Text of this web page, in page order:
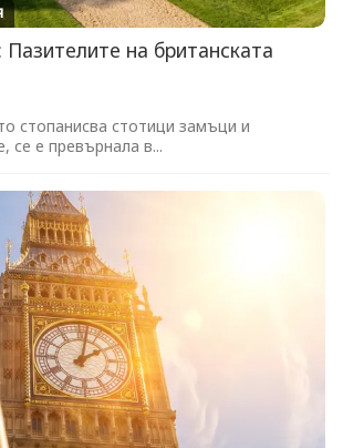
на британската
стопанисва стотици замъци и
се е превърнала в...